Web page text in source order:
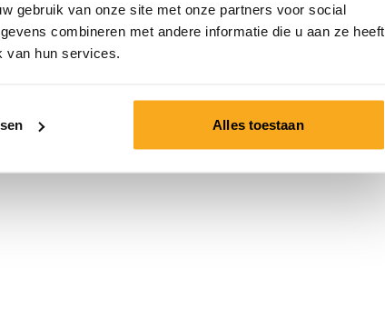
gebruik van onze site met onze partners voor social
combineren met andere informatie die u aan ze heeft
van hun services.
Alles toestaan